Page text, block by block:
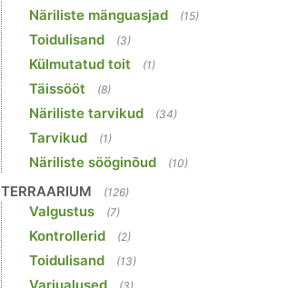
Näriliste mänguasjad (15)
Toidulisand (3)
Külmutatud toit (1)
Täissööt (8)
Näriliste tarvikud (34)
Tarvikud (1)
Näriliste sööginõud (10)
TERRAARIUM (126)
Valgustus (7)
Kontrollerid (2)
Toidulisand (13)